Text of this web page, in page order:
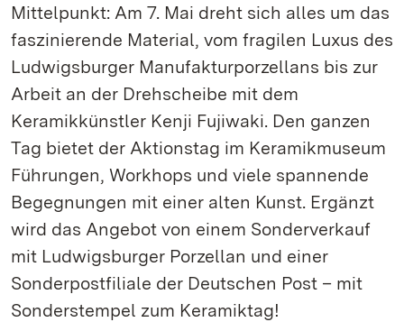
Mittelpunkt: Am 7. Mai dreht sich alles um das
faszinierende Material, vom fragilen Luxus des
Ludwigsburger Manufakturporzellans bis zur
Arbeit an der Drehscheibe mit dem
Keramikkünstler Kenji Fujiwaki. Den ganzen
Tag bietet der Aktionstag im Keramikmuseum
Führungen, Workhops und viele spannende
Begegnungen mit einer alten Kunst. Ergänzt
wird das Angebot von einem Sonderverkauf
mit Ludwigsburger Porzellan und einer
Sonderpostfiliale der Deutschen Post – mit
Sonderstempel zum Keramiktag!